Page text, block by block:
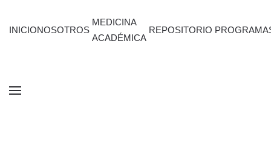
INICIONOSOTROS
MEDICINA
ACADÉMICA
REPOSITORIO